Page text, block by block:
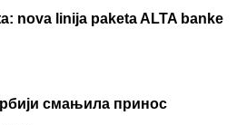
nova linija paketa ALTA banke
смањила принос